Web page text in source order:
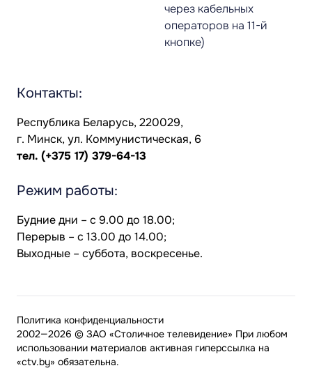
через кабельных
операторов на 11-й
кнопке)
Контакты:
Республика Беларусь, 220029,
г. Минск, ул. Коммунистическая, 6
тел. (+375 17) 379-64-13
Режим работы:
Будние дни – с 9.00 до 18.00;
Перерыв – с 13.00 до 14.00;
Выходные – суббота, воскресенье.
2002—2026 © ЗАО «Столичное телевидение» При любом
использовании материалов активная гиперссылка на
«ctv.by» обязательна.
Политика конфиденциальности